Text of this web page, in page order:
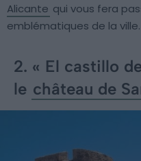
Alicante qui vous fera
emblématiques de la ville.
2. « El castillo
le château de